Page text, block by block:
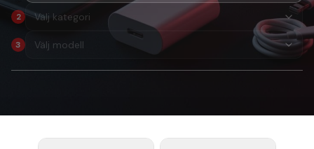
Företagskunder
Butik
2
3